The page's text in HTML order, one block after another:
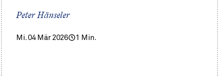
Peter Hänseler
Mi. 04 Mär 2026 1 Min.